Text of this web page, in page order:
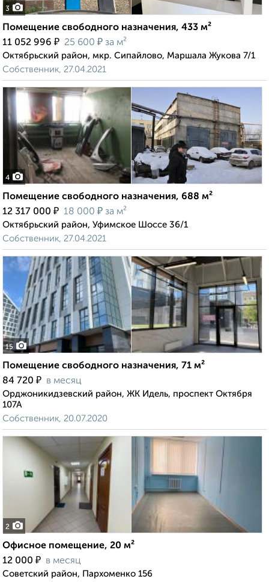
3
Помещение свободного назначения, 433 м²
11 052 996 ₽ 25 600 ₽ за м²
Октябрьский район, мкр. Сипайлово, Маршала Жукова 7/1
Собственник, 27.04.2021
4
Помещение свободного назначения, 688 м²
12 317 000 ₽ 18 000 ₽ за м²
Октябрьский район, Уфимское Шоссе 36/1
Собственник, 27.04.2021
15
Помещение свободного назначения, 71 м²
84 720 ₽ в месяц
Орджоникидзевский район, ЖК Идель, проспект Октября
107А
Собственник, 20.07.2020
2
Офисное помещение, 20 м²
12 000 ₽ в месяц
Советский район, Пархоменко 156